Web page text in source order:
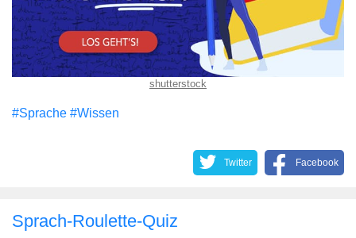
shutterstock
#Sprache #Wissen
Twitter Facebook
Sprach-Roulette-Quiz